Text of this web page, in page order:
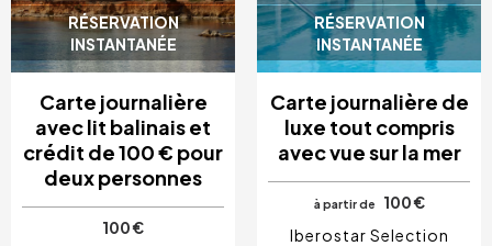
RÉSERVATION
INSTANTANÉE
Carte journalière
avec lit balinais et
crédit de 100 € pour
deux personnes
100 €
RÉSERVATION
INSTANTANÉE
Carte journalière de
luxe tout compris
avec vue sur la mer
à partir de
100 €
Iberostar Selection